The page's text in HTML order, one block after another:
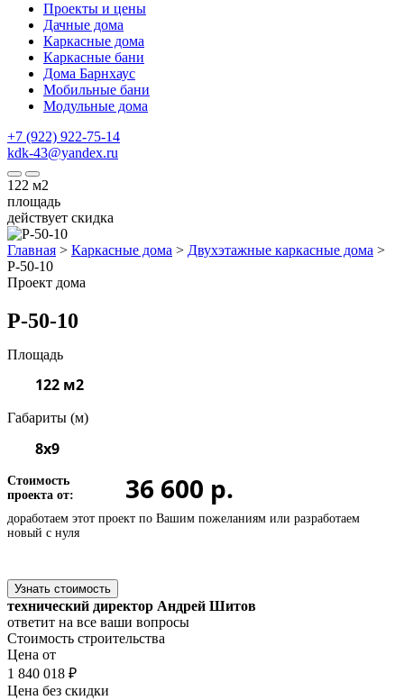
Проекты и цены
Дачные дома
Каркасные дома
Каркасные бани
Дома Барнхаус
Мобильные бани
Модульные дома
+7 (922) 922-75-14
kdk-43@yandex.ru
122 м2
площадь
действует скидка
Главная > Каркасные дома > Двухэтажные каркасные дома >
P-50-10
Проект дома
Р-50-10
Площадь
122 м2
Габариты (м)
8x9
Стоимость
проекта от:
36 600 р.
доработаем этот проект по Вашим пожеланиям или разработаем
новый с нуля
Узнать стоимость
технический директор Андрей Шитов
ответит на все ваши вопросы
Стоимость строительства
Цена от
1 840 018 ₽
Цена без скидки